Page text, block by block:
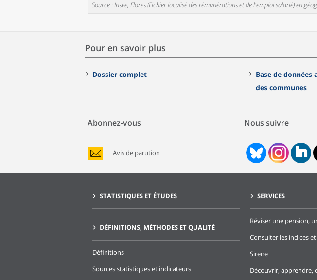
Source : Insee, Flores (Fichier localisé des rémunérations et de l'emploi salarié) en
Pour en savoir plus
Dossier complet
Base de données
des communes
Abonnez-vous
Avis de parution
Nous suivre
STATISTIQUES ET ÉTUDES
DÉFINITIONS, MÉTHODES ET QUALITÉ
Définitions
Sources statistiques et indicateurs
SERVICES
Réviser une pension,
Consulter les indices
Sirene
Découvrir, apprendre,